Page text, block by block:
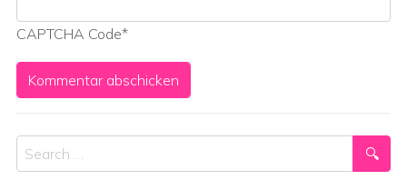
CAPTCHA Code*
Search